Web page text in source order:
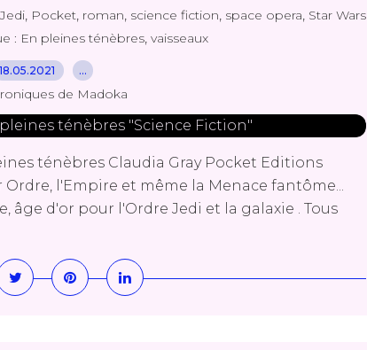
Jedi, Pocket, roman, science fiction, space opera, Star Wars
: En pleines ténèbres, vaisseaux
18.05.2021 …
de Madoka
ténèbres Claudia Gray Pocket Editions
l'Empire et même la Menace fantôme...
âge d'or pour l'Ordre Jedi et la galaxie . Tous